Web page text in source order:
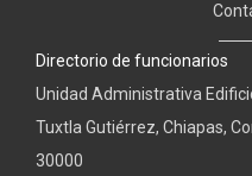
Directorio de funcionarios
Unidad Administrativa
Tuxtla Gutiérrez, Chiapas,
30000